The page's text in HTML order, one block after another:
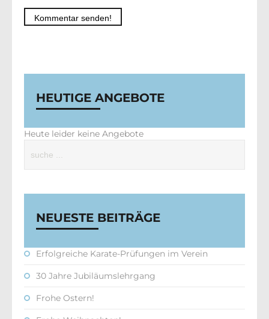
HEUTIGE ANGEBOTE
Heute leider keine Angebote
NEUESTE BEITRÄGE
Erfolgreiche Karate-Prüfungen im Verein
30 Jahre Jubiläumslehrgang
Frohe Ostern!